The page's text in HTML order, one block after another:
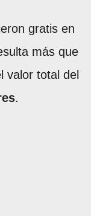
gratis en
más que
valor total del
.